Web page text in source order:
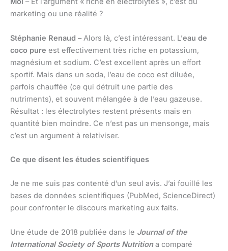
marketing ou une réalité ?
Stéphanie Renaud – Alors là, c’est intéressant. L’eau de
coco pure est effectivement très riche en potassium,
magnésium et sodium. C’est excellent après un effort
sportif. Mais dans un soda, l’eau de coco est diluée,
parfois chauffée (ce qui détruit une partie des
nutriments), et souvent mélangée à de l’eau gazeuse.
Résultat : les électrolytes restent présents mais en
quantité bien moindre. Ce n’est pas un mensonge, mais
c’est un argument à relativiser.
Ce que disent les études scientifiques
Je ne me suis pas contenté d’un seul avis. J’ai fouillé les
bases de données scientifiques (PubMed, ScienceDirect)
pour confronter le discours marketing aux faits.
Une étude de 2018 publiée dans le Journal of the
International Society of Sports Nutritiona comparé